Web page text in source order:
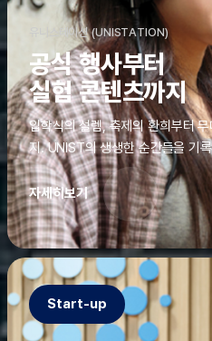
유니스테이션 (UNISTATION)
공식 행사부터
실험 콘텐츠까지
입학식의 설렘, 축제의 환희부터
지. UNIST의 생생한 순간들을 기
에는 청춘의 열정과 땀이 고스란히
록을 위해 편집실은 밤새 불을 밝히
파에 몸을 떨군 채 쪽잠을 자기도
테이션의 성실한 기록이 있어,
늘도 새로운 빛으로 반짝일 수 있다.
자세히보기
Start-up